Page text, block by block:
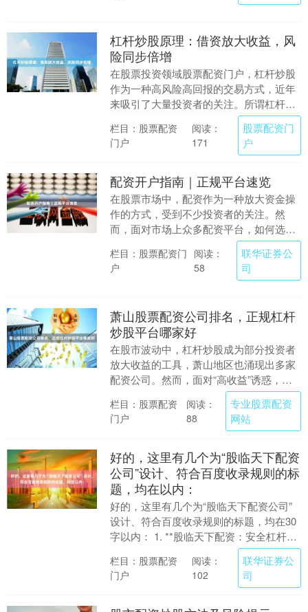
杠杆炒股原理：借资放大收益，风
险同步倍增
在股票投资领域股票配资门户，杠杆炒股
作为一种高风险高回报的交易方式，近年
来吸引了大量投资者的关注。所谓杠杆炒
股，本质上是指投资者通过借入资金来放
大投资规模，从而....
栏目：股票配资
门户
阅读：
171
股票配资门
户
配资开户指南｜正规平台速览
在股票市场中，配资作为一种放大资金操
作的方式，受到不少投资者的关注。然
而，面对市场上众多配资平台，如何选择
正规、安全的平台进行开户联华证券公
司，成为许多人的难题....
栏目：股票配资门
户
阅读：
58
联华证券公
司
萧山股票配资公司排名，正规杠杆
炒股平台哪家好
在股市波动中，杠杆炒股成为部分投资者
放大收益的工具，萧山地区也涌现出多家
配资公司。然而，面对“高收益”诱惑，投
资者更需警惕风险，选择正规平台至关重
要。本文将结合....
栏目：股票配资
门户
阅读：
88
专业股票配资
网站
好的，这里有几个为“股临天下配资
公司”设计、符合百度收录规则的标
题，均在以内：
好的，这里有几个为“股临天下配资公司”
设计、符合百度收录规则的标题，均在30
字以内： 1. **股临天下配资：安全杠杆投
资，助力把握市场机遇** 2. **如何....
栏目：股票配资
门户
阅读：
102
联华证券公
司